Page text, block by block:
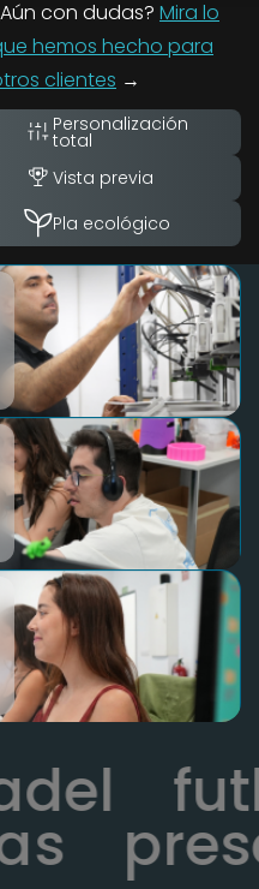
con dudas? Mira lo
hemos hecho para
clientes →
Personalización
total
Vista previa
Pla ecológico